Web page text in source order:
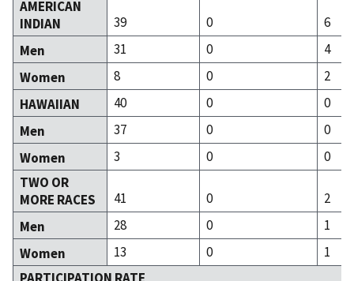
AMERICAN
INDIAN
39 0
6
Men
31 0
4
Women
8 0
2
HAWAIIAN
40 0
0
Men
37 0
0
Women
3 0
0
TWO OR
MORE RACES
41 0
2
Men
28 0
1
Women
13 0
1